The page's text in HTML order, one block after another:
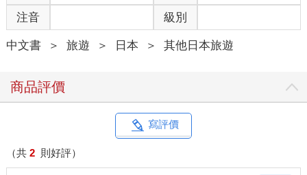
住朋友家和住飯店的感覺截然不同，住旅館總想往外跑，住別人
家則可以東摸摸西弄弄，其中最吸引人的當然是廚房，午覺睡飽
之後，我是不是該振作點地去附近超市買點菜回來自己弄晚飯？
「居遊」固然好，能「居吃」豈不更圓滿？
覺得路上的拉麵店、中華料理、義大利麵館都不錯，何不吃完再
回去？不行，這樣太不長進，非去日本超市逛逛不可。
買了不少東西。和台灣相比，日本超市有幾項特點：起司的種類
注音 級別
中文書 ＞ 旅遊 ＞ 日本 ＞ 其他日本旅遊
商品評價
寫評價
（共 2 則好評）